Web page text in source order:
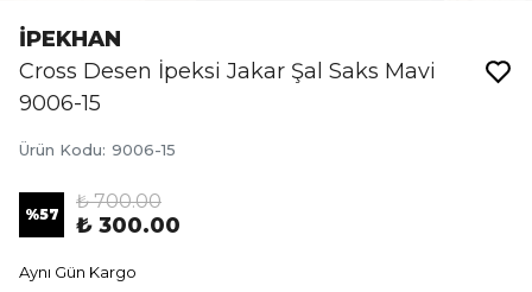
İPEKHAN
Cross Desen İpeksi Jakar Şal Saks Mavi
9006-15
Ürün Kodu: 9006-15
%57
₺ 700.00
₺ 300.00
Aynı Gün Kargo